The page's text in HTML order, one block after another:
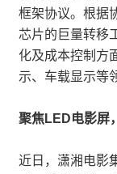
框架协议。根据
芯片的巨量转移
化及成本控制方
示、车载显示等
聚焦LED电影屏
近日，潇湘电影